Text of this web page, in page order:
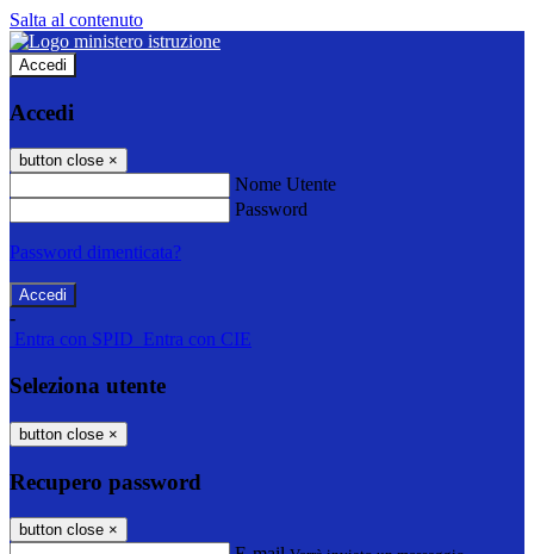
Salta al contenuto
Accedi
Accedi
button close ×
Nome Utente
Password
Password dimenticata?
-
Entra con SPID Entra con CIE
Seleziona utente
button close ×
Recupero password
button close ×